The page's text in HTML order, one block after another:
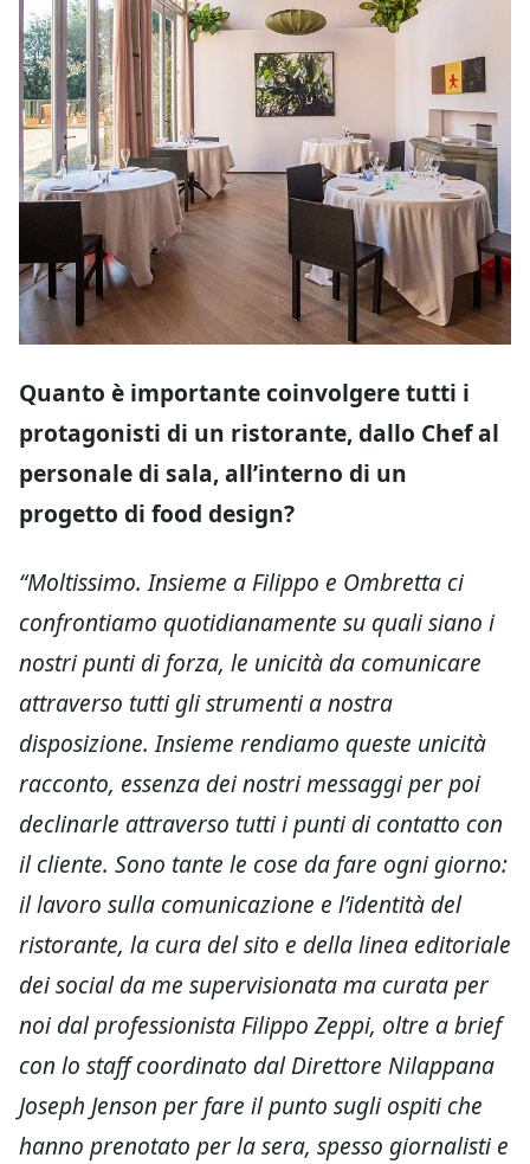
Quanto è importante coinvolgere tutti i
protagonisti di un ristorante, dallo Chef al
personale di sala, all’interno di un
progetto di food design?
“Moltissimo. Insieme a Filippo e Ombretta ci
confrontiamo quotidianamente su quali siano i
nostri punti di forza, le unicità da comunicare
attraverso tutti gli strumenti a nostra
disposizione. Insieme rendiamo queste unicità
racconto, essenza dei nostri messaggi per poi
declinarle attraverso tutti i punti di contatto con
il cliente. Sono tante le cose da fare ogni giorno:
il lavoro sulla comunicazione e l’identità del
ristorante, la cura del sito e della linea editoriale
dei social da me supervisionata ma curata per
noi dal professionista Filippo Zeppi, oltre a brief
con lo staff coordinato dal Direttore Nilappana
Joseph Jenson per fare il punto sugli ospiti che
hanno prenotato per la sera, spesso giornalisti e